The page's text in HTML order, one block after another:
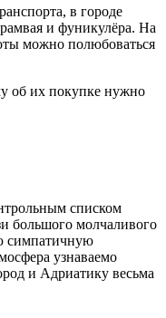
в городе
и фуникулёра. На
можно полюбоваться
об их покупке нужно
списком
большого молчаливого
симпатичную
узнаваемо
и Адриатику весьма